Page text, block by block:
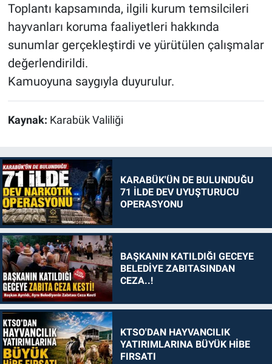
Toplantı kapsamında, ilgili kurum temsilcileri
hayvanları koruma faaliyetleri hakkında
sunumlar gerçekleştirdi ve yürütülen çalışmalar
değerlendirildi.
Kamuoyuna saygıyla duyurulur.
Kaynak: Karabük Valiliği
KARABÜK'ÜN DE BULUNDUĞU
71 İLDE DEV UYUŞTURUCU
OPERASYONU
BAŞKANIN KATILDIĞI GECEYE
BELEDİYE ZABITASINDAN
CEZA..!
KTSO'DAN HAYVANCILIK
YATIRIMLARINA BÜYÜK HİBE
FIRSATI